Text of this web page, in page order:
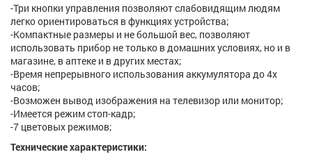
-Три кнопки управления позволяют слабовидящим людям
легко ориентироваться в функциях устройства;
-Компактные размеры и не большой вес, позволяют
использовать прибор не только в домашних условиях, но и в
магазине, в аптеке и в других местах;
-Время непрерывного использования аккумулятора до 4х
часов;
-Возможен вывод изображения на телевизор или монитор;
-Имеется режим стоп-кадр;
-7 цветовых режимов;
Технические характеристики: